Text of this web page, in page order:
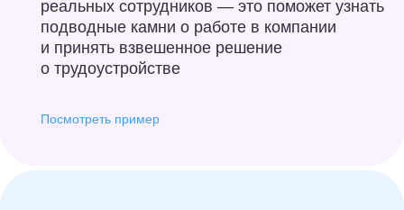
реальных сотрудников — это поможет узнать
подводные камни о работе в компании
и принять взвешенное решение
о трудоустройстве
Посмотреть пример